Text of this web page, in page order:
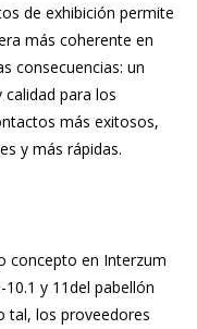
de exhibición permite
más coherente en
consecuencias: un
para los
más exitosos,
y más rápidas.
concepto en Interzum
y 11del pabellón
tal, los proveedores